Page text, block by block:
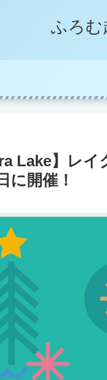
ふろむ
Lake】レ
に開催！